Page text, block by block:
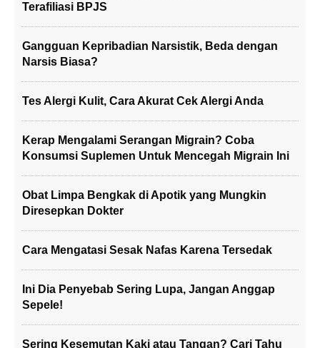
Terafiliasi BPJS
Gangguan Kepribadian Narsistik, Beda dengan
Narsis Biasa?
Tes Alergi Kulit, Cara Akurat Cek Alergi Anda
Kerap Mengalami Serangan Migrain? Coba
Konsumsi Suplemen Untuk Mencegah Migrain Ini
Obat Limpa Bengkak di Apotik yang Mungkin
Diresepkan Dokter
Cara Mengatasi Sesak Nafas Karena Tersedak
Ini Dia Penyebab Sering Lupa, Jangan Anggap
Sepele!
Sering Kesemutan Kaki atau Tangan? Cari Tahu